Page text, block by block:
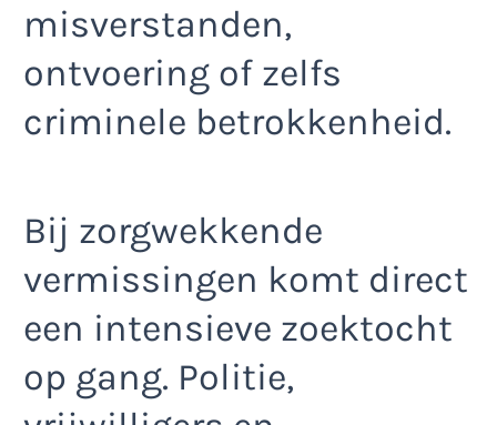
misverstanden,
ontvoering of zelfs
criminele betrokkenheid.
Bij zorgwekkende
vermissingen komt direct
een intensieve zoektocht
op gang. Politie,